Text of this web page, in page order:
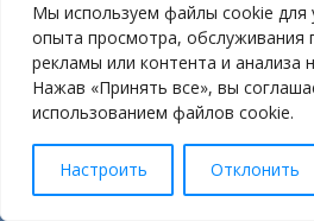
Мы используем файлы cookie для
опыта просмотра, обслуживания
рекламы или контента и анализа
Нажав «Принять все», вы
использованием файлов cookie.
Настроить Отклонить
«Мой папа летчик»
Республика Удмуртия, г.Глазов,
Авторы: творческая группа, 15-